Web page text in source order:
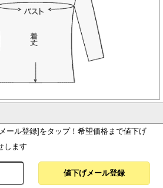
ール登録]をタップ！希望価格まで値下げ
します